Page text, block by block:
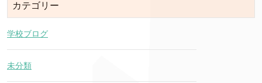
カテゴリー
学校ブログ
未分類